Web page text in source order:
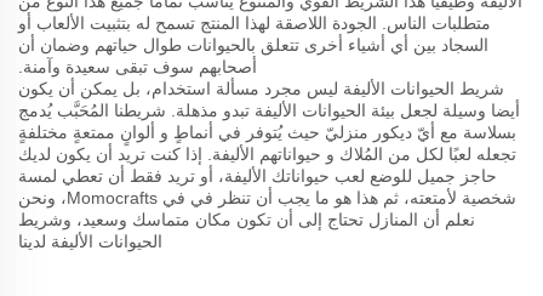
متطلبات الناس. الجودة اللاصقة لهذا المنتج تسمح له بتثبيت الألعاب أو
السجاد بين أي أشياء أخرى تتعلق بالحيوانات طوال حياتهم وضمان أن
أصحابهم سوف تبقى سعيدة وآمنة.
شريط الحيوانات الأليفة ليس مجرد مسألة استخدام، بل يمكن أن يكون
أيضا وسيلة لجعل بيئة الحيوانات الأليفة تبدو مذهلة. شريطنا المُحَبَّب يُدمج
بسلاسة مع أيّ ديكور منزليّ حيث يُتوفر في أنماطٍ و ألوانٍ ممتعةٍ مختلفةٍ
تجعله لعبًا لكل من المُلاك و حيواناتهم الأليفة. إذا كنت تريد أن يكون لديك
حاجز جميل للوضع لعب حيواناتك الأليفة، أو تريد فقط أن تعطي لمسة
شخصية لأمتعته، ثم هذا هو ما يجب أن تنظر في في Momocrafts، ونحن
نعلم أن المنازل تحتاج إلى أن تكون مكان متماسك وسعيد، وشريط
الحيوانات الأليفة لدينا